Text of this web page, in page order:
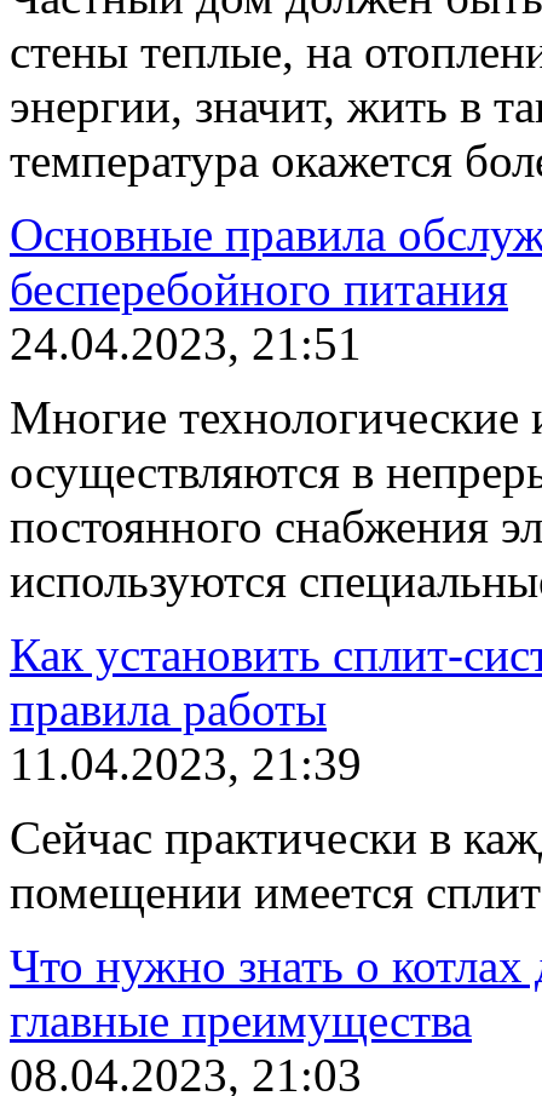
стены теплые, на
энергии, значит, жить в
температура окажется
Основные правила
бесперебойного питания
24.04.2023, 21:51
Многие технологические
осуществляются в
постоянного снабжения
используются
Как установить сплит-
правила работы
11.04.2023, 21:39
Сейчас практически в
помещении имеется
Что нужно знать о
главные преимущества
08.04.2023, 21:03